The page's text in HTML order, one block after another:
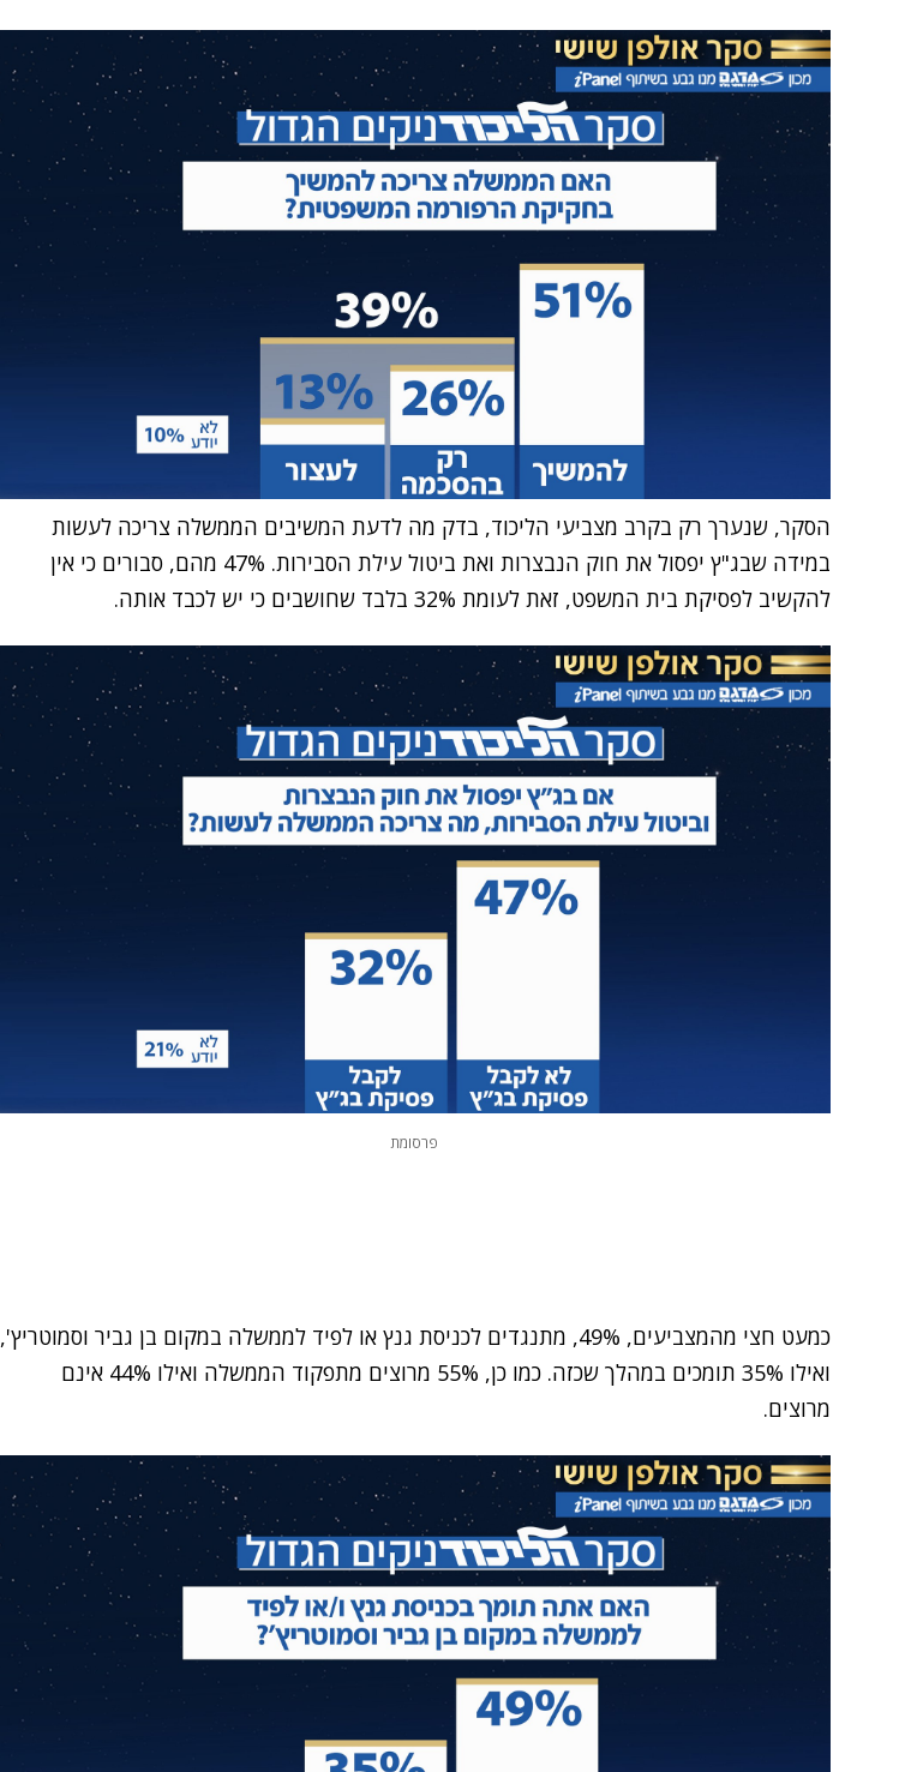
הסקר, שנערך רק בקרב מצביעי הליכוד, בדק מה לדעת המשיבים הממשלה צריכה לעשות
במידה שבג"ץ יפסול את חוק הנבצרות ואת ביטול עילת הסבירות. 47% מהם, סבורים כי אין
להקשיב לפסיקת בית המשפט, זאת לעומת 32% בלבד שחושבים כי יש לכבד אותה.
פרסומת
כמעט חצי מהמצביעים, 49%, מתנגדים לכניסת גנץ או לפיד לממשלה במקום בן גביר וסמוטריץ',
ואילו 35% תומכים במהלך שכזה. כמו כן, 55% מרוצים מתפקוד הממשלה ואילו 44% אינם
מרוצים.